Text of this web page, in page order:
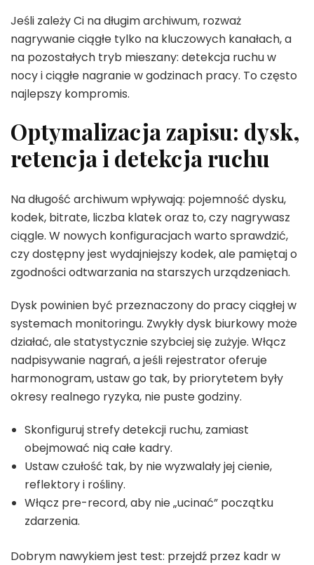
Jeśli zależy Ci na długim archiwum, rozważ
nagrywanie ciągłe tylko na kluczowych kanałach, a
na pozostałych tryb mieszany: detekcja ruchu w
nocy i ciągłe nagranie w godzinach pracy. To często
najlepszy kompromis.
Optymalizacja zapisu: dysk,
retencja i detekcja ruchu
Na długość archiwum wpływają: pojemność dysku,
kodek, bitrate, liczba klatek oraz to, czy nagrywasz
ciągle. W nowych konfiguracjach warto sprawdzić,
czy dostępny jest wydajniejszy kodek, ale pamiętaj o
zgodności odtwarzania na starszych urządzeniach.
Dysk powinien być przeznaczony do pracy ciągłej w
systemach monitoringu. Zwykły dysk biurkowy może
działać, ale statystycznie szybciej się zużyje. Włącz
nadpisywanie nagrań, a jeśli rejestrator oferuje
harmonogram, ustaw go tak, by priorytetem były
okresy realnego ryzyka, nie puste godziny.
Skonfiguruj strefy detekcji ruchu, zamiast
obejmować nią całe kadry.
Ustaw czułość tak, by nie wyzwalały jej cienie,
reflektory i rośliny.
Włącz pre-record, aby nie „ucinać” początku
zdarzenia.
Dobrym nawykiem jest test: przejdź przez kadr w